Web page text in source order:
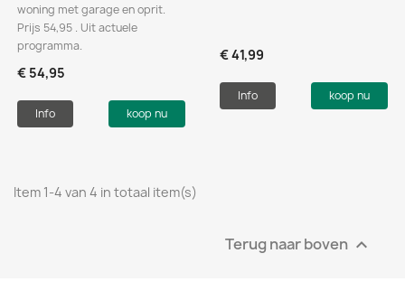
woning met garage en oprit.
Prijs 54,95 . Uit actuele
programma.
€ 54,95
Info koop nu
€ 41,99
Info koop nu
Item 1-4 van 4 in totaal item(s)
Terug naar boven 